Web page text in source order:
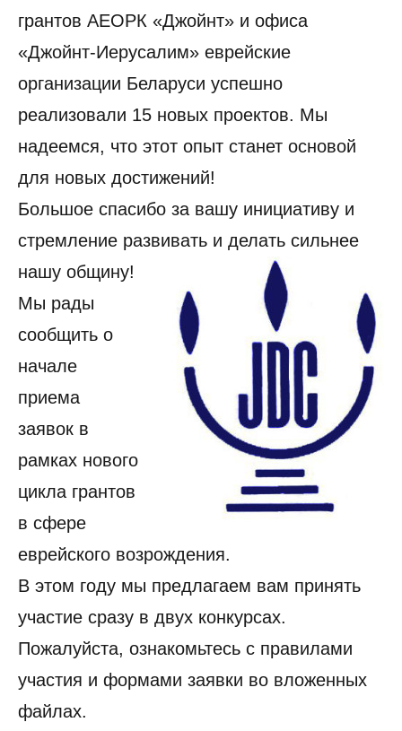
грантов АЕОРК «Джойнт» и офиса
«Джойнт-Иерусалим» еврейские
организации Беларуси успешно
реализовали 15 новых проектов. Мы
надеемся, что этот опыт станет основой
для новых достижений!
Большое спасибо за вашу инициативу и
стремление развивать и делать сильнее
нашу общину!
Мы рады
сообщить о
начале
приема
заявок в
рамках нового
цикла грантов
в сфере
еврейского возрождения.
В этом году мы предлагаем вам принять
участие сразу в двух конкурсах.
Пожалуйста, ознакомьтесь с правилами
участия и формами заявки во вложенных
файлах.